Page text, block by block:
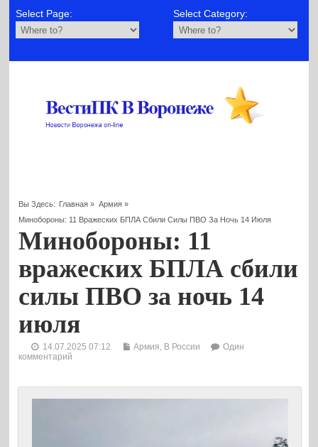
Select Page: Select Category:
Вы Здесь: Главная » Армия»
Минобороны: 11 Вражеских БПЛА Сбили Силы ПВО За Ночь 14 Июля
Минобороны: 11
вражеских БПЛА сбили
силы ПВО за ночь 14
июля
14.07.2025 07:12 Армия В России
Один
комментарий